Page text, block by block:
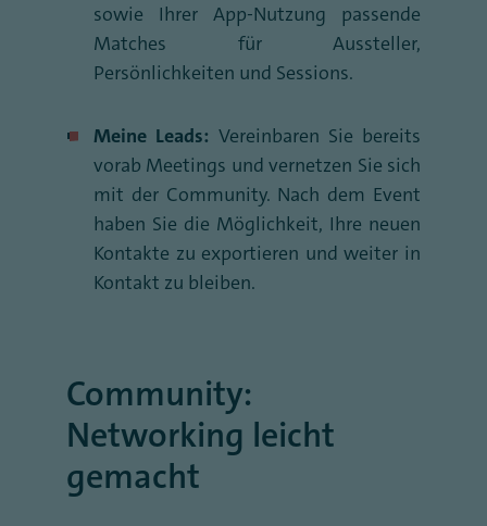
sowie Ihrer App-Nutzung passende
Matches für Aussteller,
Persönlichkeiten und Sessions.
Meine Leads: Vereinbaren Sie bereits
vorab Meetings und vernetzen Sie sich
mit der Community. Nach dem Event
haben Sie die Möglichkeit, Ihre neuen
Kontakte zu exportieren und weiter in
Kontakt zu bleiben.
Community:
Networking leicht
gemacht